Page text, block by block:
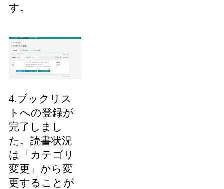
す。
4.ブックリス
トへの登録が
完了しまし
た。読書状況
は「カテゴリ
変更」から変
更することが